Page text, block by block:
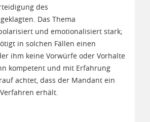
des
Das Thema
und emotionalisiert stark;
in solchen Fällen einen
ihm keine Vorwürfe oder Vorhalte
kompetent und mit Erfahrung
achtet, dass der Mandant ein
erhält.